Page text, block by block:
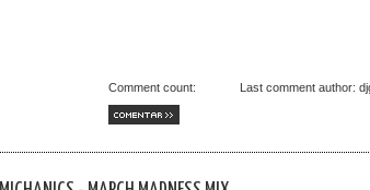
Comment count: Last comment author:
COMENTAR >>